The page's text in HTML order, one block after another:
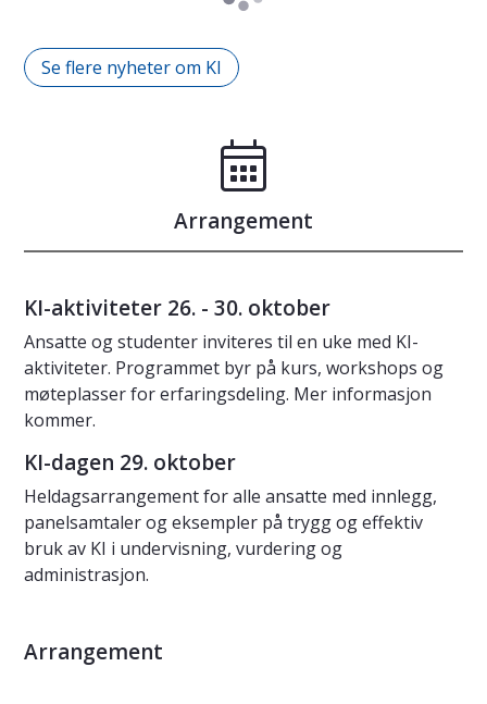
Se flere nyheter om KI
Arrangement
KI-aktiviteter 26. - 30. oktober
Ansatte og studenter inviteres til en uke med KI-
aktiviteter. Programmet byr på kurs, workshops og
møteplasser for erfaringsdeling. Mer informasjon
kommer.
KI-dagen 29. oktober
Heldagsarrangement for alle ansatte med innlegg,
panelsamtaler og eksempler på trygg og effektiv
bruk av KI i undervisning, vurdering og
administrasjon.
Arrangement